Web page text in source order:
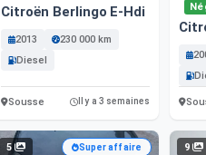
Citroën Berlingo E-Hdi Diesel
2013
230 000 km
Diesel
Sousse Il y a 3 semaines
5 Super affaire 9